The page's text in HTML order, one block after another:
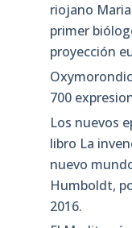
riojano
primer
proyección
700
Los nuevos
libro La
nuevo
Humboldt,
2016.